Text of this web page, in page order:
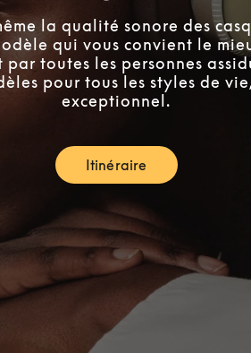
la qualité sonore des
qui vous convient le
toutes les personnes
pour tous les styles de
exceptionnel.
ItinéraireLink Opens in New